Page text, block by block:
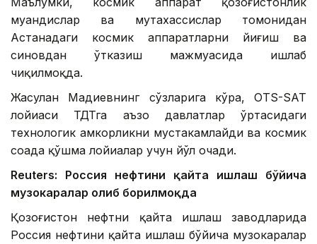
муҳандислар ва мутахассислар томонидан
Астанадаги космик аппаратларни йиғиш ва
синовдан ўтказиш мажмуасида ишлаб
чиқилмоқда.
Жасулан Мадиевнинг сўзларига кўра, OTS-SAT
лойиҳаси ТДТга аъзо давлатлар ўртасидаги
технологик ҳамкорликни мустаҳкамлайди ва космик
соҳада қўшма лойиҳалар учун йўл очади.
Reuters: Россия нефтини қайта ишлаш бўйича
музокаралар олиб борилмоқда
Қозоғистон нефтни қайта ишлаш заводларида
Россия нефтини қайта ишлаш бўйича музокаралар